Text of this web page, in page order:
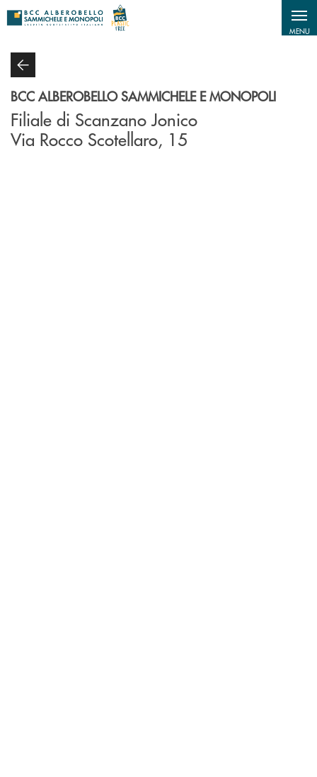
Salta al contenuto principale
MENU
BCC ALBEROBELLO SAMMICHELE E MONOPOLI
Filiale di Scanzano Jonico
Via Rocco Scotellaro, 15